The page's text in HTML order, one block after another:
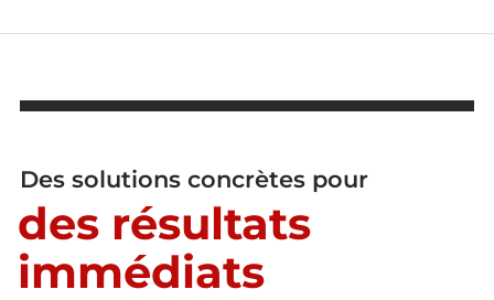
Des solutions concrètes pour
des résultats
immédiats